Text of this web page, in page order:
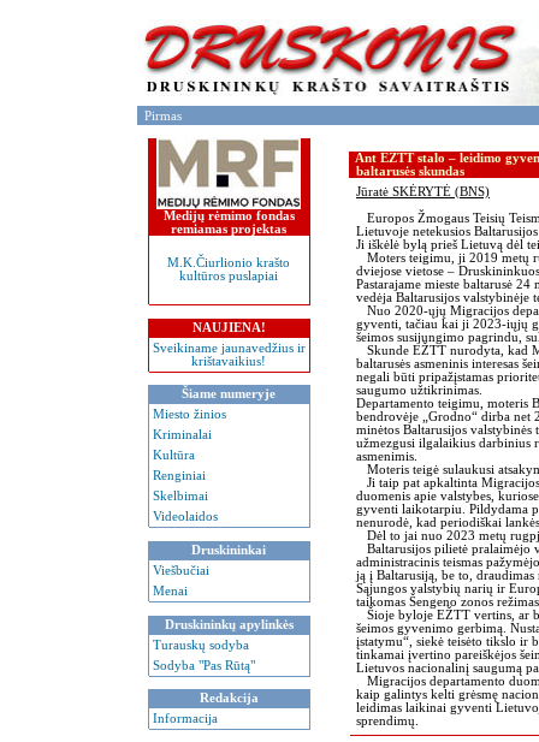
Pirmas
Medijų rėmimo fondas
remiamas projektas
M.K.Čiurlionio krašto
kultūros puslapiai
NAUJIENA!
Sveikiname jaunavedžius ir
krištavaikius!
Šiame numeryje
Miesto žinios
Kriminalai
Kultūra
Renginiai
Skelbimai
Videolaidos
Druskininkai
Viešbučiai
Menai
Druskininkų apylinkės
Turauskų sodyba
Sodyba "Pas Rūtą"
Redakcija
Informacija
Ant EŽTT stalo – leidimo
baltarusės skundas
Jūratė SKĖRYTĖ (BNS)
Europos Žmogaus Teisių
Lietuvoje netekusios
Ji iškėlė bylą prieš Lietuvą dėl
Moters teigimu, ji 2019 metų
dviejose vietose –
Pastarajame mieste baltarusė
vedėja Baltarusijos valstybinėje
Nuo 2020-ųjų Migracijos
gyventi, tačiau kai ji 2023-iųjų
šeimos susijungimo pagrindu,
Skunde EŽTT nurodyta, kad
baltarusės asmeninis interesas
negali būti pripažįstamas
saugumo užtikrinimas.
Departamento teigimu, moteris
bendrovėje „Grodno“ dirba
minėtos Baltarusijos
užmezgusi ilgalaikius darbinius
asmenimis.
Moteris teigė sulaukusi
Ji taip pat apkaltinta
duomenis apie valstybes,
gyventi laikotarpiu. Pildydama
nenurodė, kad periodiškai
Dėl to jai nuo 2023 metų
Baltarusijos pilietė pralaimėjo
administracinis teismas
ją į Baltarusiją, be to,
Sąjungos valstybių narių ir
taikomas Šengeno zonos
Šioje byloje EŽTT vertins, ar
šeimos gyvenimo gerbimą.
įstatymu“, siekė teisėto tikslo ir
tinkamai įvertino pareiškėjos
Lietuvos nacionalinį saugumą
Migracijos departamento
kaip galintys kelti grėsmę
leidimas laikinai gyventi
sprendimų.